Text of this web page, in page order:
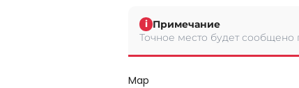
i Примечание
Точное место будет сообщено
Map